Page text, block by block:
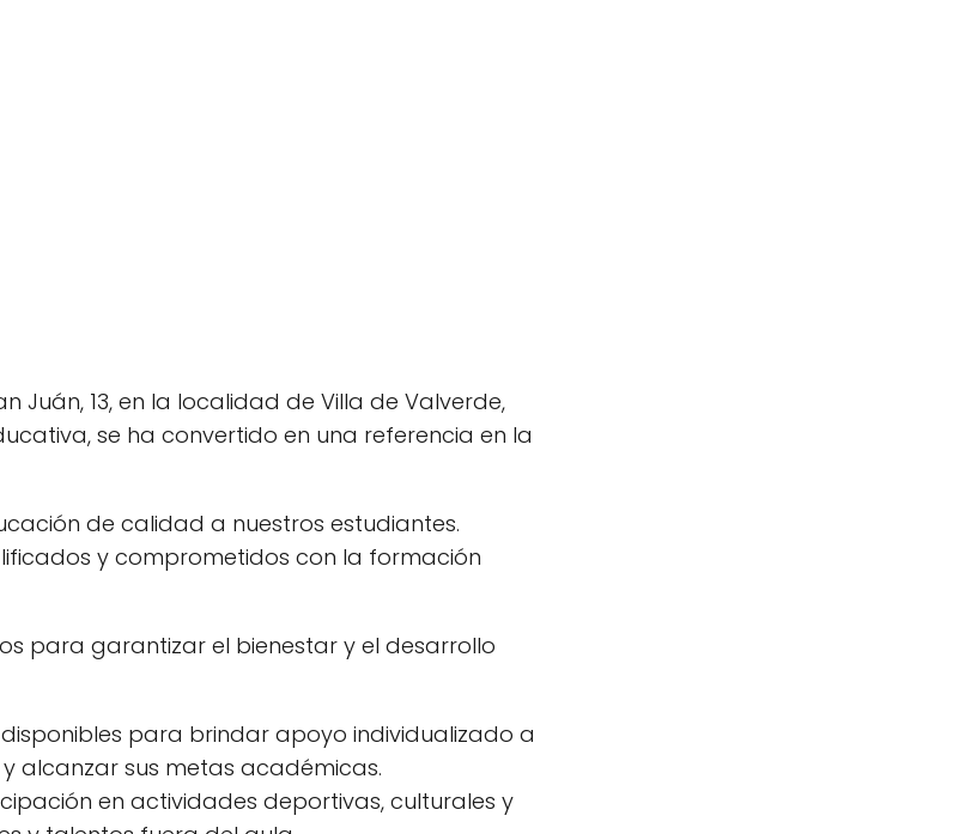
Juán, 13, en la localidad de Villa de Valverde,
se ha convertido en una referencia en la
de calidad a nuestros estudiantes.
y comprometidos con la formación
para garantizar el bienestar y el desarrollo
para brindar apoyo individualizado a
alcanzar sus metas académicas.
en actividades deportivas, culturales y